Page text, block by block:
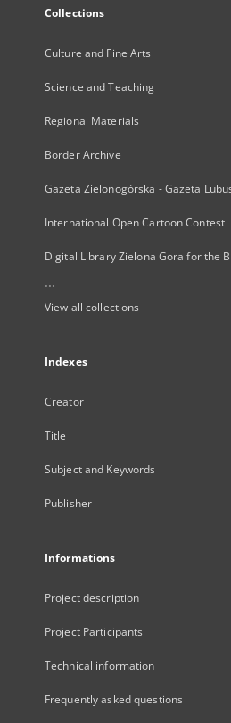
Collections
Culture and Fine Arts
Science and Teaching
Regional Materials
Border Archive
Gazeta Zielonogórska - Gazeta
International Open Cartoon Contest
Digital Library Zielona Gora for the
...
View all collections
Indexes
Creator
Title
Subject and Keywords
Publisher
Informations
Project description
Project Participants
Technical information
Frequently asked questions